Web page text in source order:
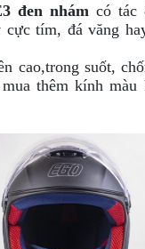
đen nhám có tác
tím, đá văng
cao,trong suốt,
thêm kính màu